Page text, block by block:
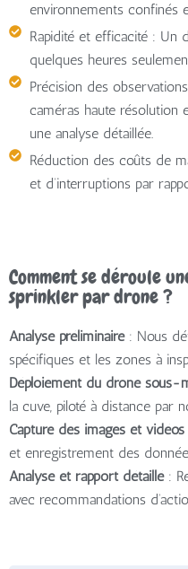
environnements confinés
Rapidité et efficacité: Un
quelques heures
Précision des observations
caméras haute résolution
une analyse détaillée.
Réduction des coûts de
et d’interruptions par
Comment se déroule
sprinkler par drone ?
Analyse préliminaire: Nous
spécifiques et les zones à
Déploiement du drone sous-
la cuve, piloté à distance par
Capture des images et vidéos
et enregistrement des
Analyse et rapport détaillé:
avec recommandations